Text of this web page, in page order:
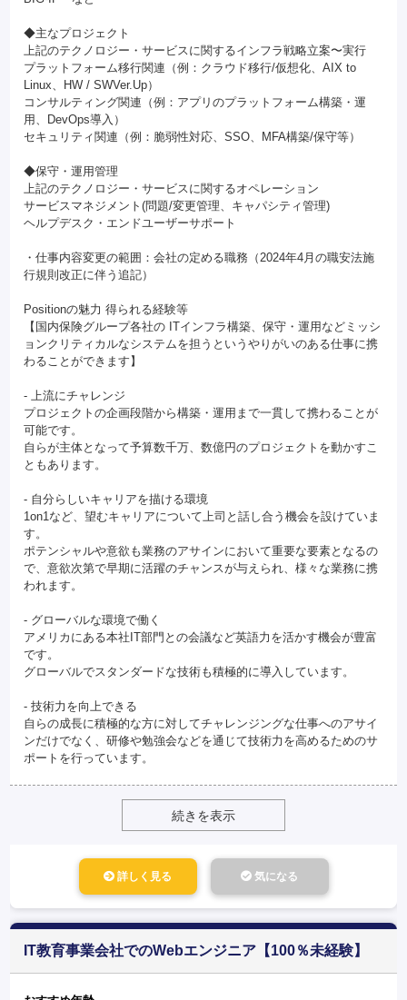
◆主なプロジェクト
上記のテクノロジー・サービスに関するインフラ戦略立案〜実行
プラットフォーム移行関連（例：クラウド移行/仮想化、AIX to
Linux、HW / SWVer.Up）
コンサルティング関連（例：アプリのプラットフォーム構築・運
用、DevOps導入）
セキュリティ関連（例：脆弱性対応、SSO、MFA構築/保守等）
◆保守・運用管理
上記のテクノロジー・サービスに関するオペレーション
サービスマネジメント(問題/変更管理、キャパシティ管理)
ヘルプデスク・エンドユーザーサポート
・仕事内容変更の範囲：会社の定める職務（2024年4月の職安法施
行規則改正に伴う追記）
Positionの魅力 得られる経験等
【国内保険グループ各社の ITインフラ構築、保守・運用などミッシ
ョンクリティカルなシステムを担うというやりがいのある仕事に携
わることができます】
- 上流にチャレンジ
プロジェクトの企画段階から構築・運用まで一貫して携わることが
可能です。
自らが主体となって予算数千万、数億円のプロジェクトを動かすこ
ともあります。
- 自分らしいキャリアを描ける環境
1on1など、望むキャリアについて上司と話し合う機会を設けていま
す。
ポテンシャルや意欲も業務のアサインにおいて重要な要素となるの
で、意欲次第で早期に活躍のチャンスが与えられ、様々な業務に携
われます。
- グローバルな環境で働く
アメリカにある本社IT部門との会議など英語力を活かす機会が豊富
です。
グローバルでスタンダードな技術も積極的に導入しています。
- 技術力を向上できる
自らの成長に積極的な方に対してチャレンジングな仕事へのアサイ
ンだけでなく、研修や勉強会などを通じて技術力を高めるためのサ
ポートを行っています。
続きを表示
詳しく見る 気になる
IT教育事業会社でのWebエンジニア【100％未経験】